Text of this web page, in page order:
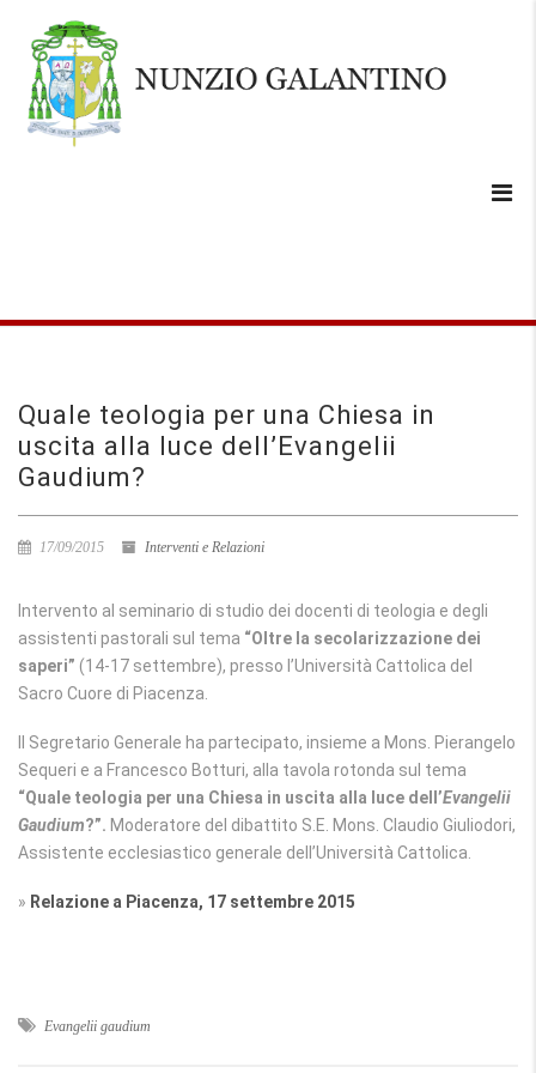
Quale teologia per una Chiesa in
uscita alla luce dell’Evangelii
Gaudium?
17/09/2015 Interventi e Relazioni
Intervento al seminario di studio dei docenti di teologia e degli
assistenti pastorali sul tema “Oltre la secolarizzazione dei
saperi” (14-17 settembre), presso l’Università Cattolica del
Sacro Cuore di Piacenza.
Il Segretario Generale ha partecipato, insieme a Mons. Pierangelo
Sequeri e a Francesco Botturi, alla tavola rotonda sul tema
“Quale teologia per una Chiesa in uscita alla luce dell’Evangelii
Gaudium?”. Moderatore del dibattito S.E. Mons. Claudio Giuliodori,
Assistente ecclesiastico generale dell’Università Cattolica.
» Relazione a Piacenza, 17 settembre 2015
Evangelii gaudium